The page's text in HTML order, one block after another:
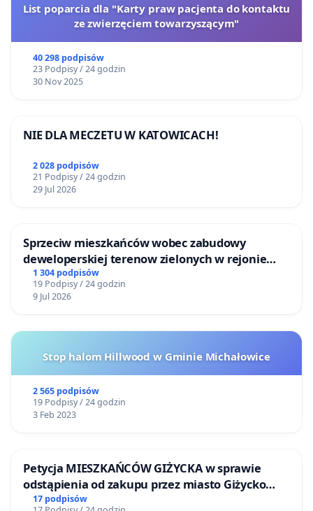
List poparcia dla "Karty praw pacjenta do kontaktu
ze zwierzęciem towarzyszącym"
40 298 podpisów
23 Podpisy / 24 godzin
30 Nov 2025
NIE DLA MECZETU W KATOWICACH!
2 028 podpisów
21 Podpisy / 24 godzin
29 Jul 2026
Sprzeciw mieszkańców wobec zabudowy
deweloperskiej terenow zielonych w rejonie
Bulwarów Straceńskich w Bielsku-Białej
1 304 podpisów
19 Podpisy / 24 godzin
9 Jul 2026
Stop halom Hillwood w Gminie Michałowice
2 565 podpisów
19 Podpisy / 24 godzin
3 Feb 2023
Petycja MIESZKAŃCÓW GIŻYCKA w sprawie
odstąpienia od zakupu przez miasto Giżycko
nieruchomości położonej nad jeziorem Niegocin
17 podpisów